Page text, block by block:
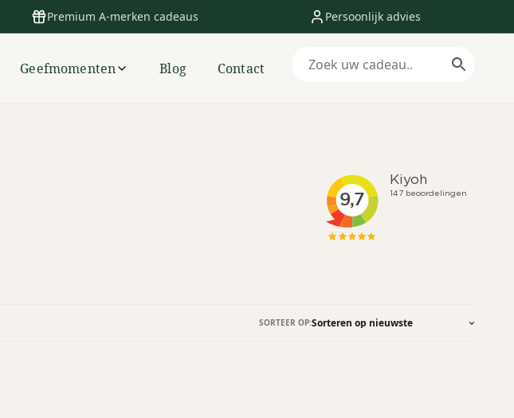
Premium A-merken cadeaus Persoonlijk advies
Geefmomenten Blog Contact
SORTEER OP: